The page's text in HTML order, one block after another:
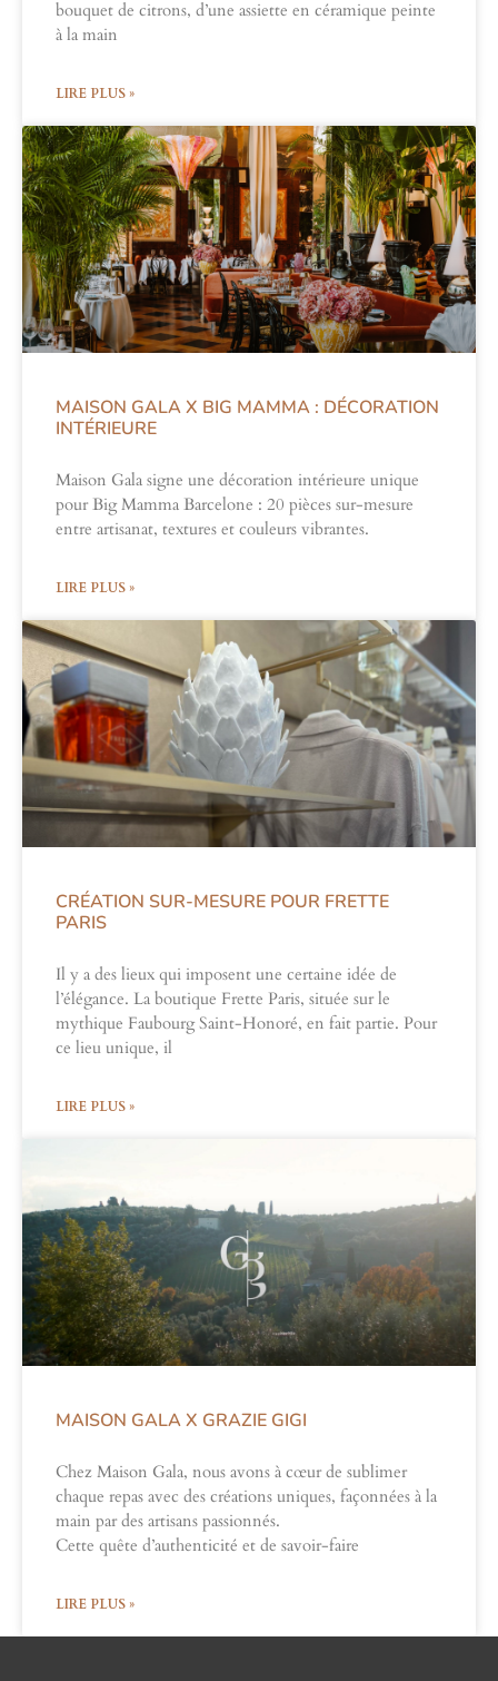
bouquet de citrons, d’une assiette en céramique peinte
à la main
LIRE PLUS »
MAISON GALA X BIG MAMMA : DÉCORATION
INTÉRIEURE​
Maison Gala signe une décoration intérieure unique
pour Big Mamma Barcelone : 20 pièces sur-mesure
entre artisanat, textures et couleurs vibrantes.
LIRE PLUS »
CRÉATION SUR-MESURE POUR FRETTE
PARIS
Il y a des lieux qui imposent une certaine idée de
l’élégance. La boutique Frette Paris, située sur le
mythique Faubourg Saint-Honoré, en fait partie. Pour
ce lieu unique, il
LIRE PLUS »
MAISON GALA X GRAZIE GIGI
Chez Maison Gala, nous avons à cœur de sublimer
chaque repas avec des créations uniques, façonnées à la
main par des artisans passionnés.
Cette quête d’authenticité et de savoir-faire
LIRE PLUS »